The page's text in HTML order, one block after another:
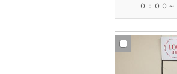
０：００～